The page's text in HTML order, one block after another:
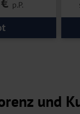
p.P.
und